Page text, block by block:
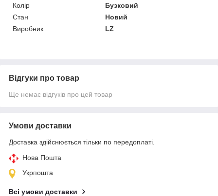
Колір
Бузковий
Стан
Новий
Виробник
LZ
Відгуки про товар
Ще немає відгуків про цей товар
Умови доставки
Доставка здійснюється тільки по передоплаті.
Нова Пошта
Укрпошта
Всі умови доставки